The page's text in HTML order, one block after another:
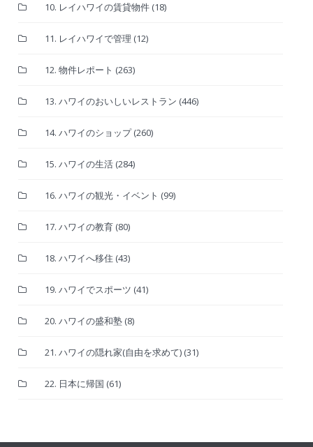
10. レイハワイの賃貸物件 (18)
11. レイハワイで管理 (12)
12. 物件レポート (263)
13. ハワイのおいしいレストラン (446)
14. ハワイのショップ(260)
15. ハワイの生活 (284)
16. ハワイの観光・イベント (99)
17. ハワイの教育 (80)
18. ハワイへ移住 (43)
19. ハワイでスポーツ (41)
20. ハワイの盛和塾 (8)
21. ハワイの隠れ家(自由を求めて) (31)
22. 日本に帰国 (61)